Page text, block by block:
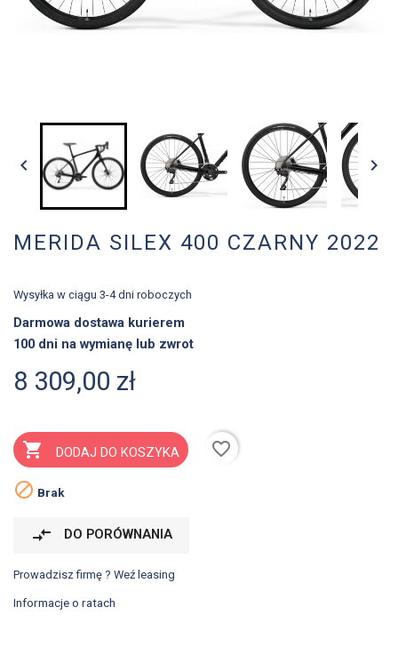
 
MERIDA SILEX 400 CZARNY 2022
Wysyłka w ciągu 3-4 dni roboczych
Darmowa dostawa kurierem
100 dni na wymianę lub zwrot
8 309,00 zł
 DODAJ DO KOSZYKA
favorite_border
 Brak
compare_arrows DO PORÓWNANIA
Prowadzisz firmę ? Weź leasing
Informacje o ratach